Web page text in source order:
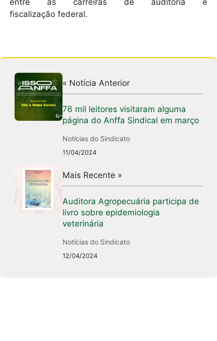
entre as carreiras de auditoria e
fiscalização federal.
« Notícia Anterior
76 mil leitores visitaram alguma
página do Anffa Sindical em março
Notícias do Sindicato
11/04/2024
Mais Recente »
Auditora Agropecuária participa de
livro sobre epidemiologia
veterinária
Notícias do Sindicato
12/04/2024